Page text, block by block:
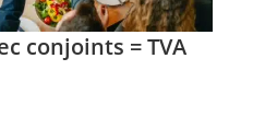
conjoints = TVA